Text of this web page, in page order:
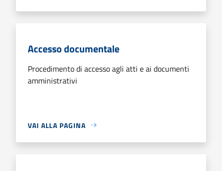
Accesso documentale
Procedimento di accesso agli atti e ai documenti
amministrativi
VAI ALLA PAGINA